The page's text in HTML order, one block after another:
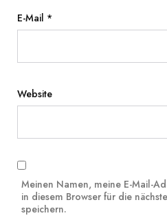
E-Mail *
Website
Meinen Namen, meine E-Mail-
in diesem Browser für die
speichern.